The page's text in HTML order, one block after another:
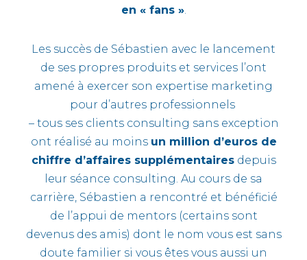
en « fans ».
Les succès de Sébastien avec le lancement
de ses propres produits et services l’ont
amené à exercer son expertise marketing
pour d’autres professionnels
– tous ses clients consulting sans exception
ont réalisé au moins un million d’euros de
chiffre d’affaires supplémentairesdepuis
leur séance consulting. Au cours de sa
carrière, Sébastien a rencontré et bénéficié
de l’appui de mentors (certains sont
devenus des amis) dont le nom vous est sans
doute familier si vous êtes vous aussi un